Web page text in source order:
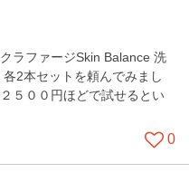
ラファージSkin Balance 洗
2本セットを頼んでみまし
５００円ほどで試せるとい
0